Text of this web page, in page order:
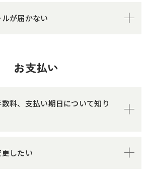
が届かない
お支払い
料、支払い期日について知り
したい